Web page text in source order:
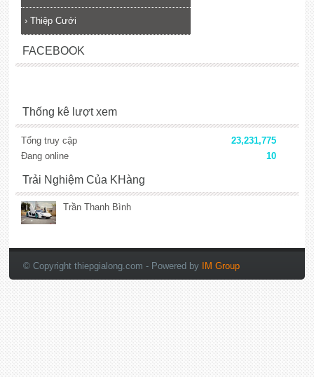
› Thiệp Cưới
FACEBOOK
Thống kê lượt xem
Tổng truy cập
23,231,775
Đang online
10
Trải Nghiệm Của KHàng
Trần Thanh Bình
© Copyright thiepgialong.com - Powered by IM Group